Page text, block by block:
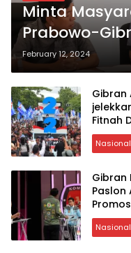
Minta
Prabowo-
Vote Berisi
February 12, 2024
Gibran
Fitnah
Nasional
Gibran
Paslon
Nasional